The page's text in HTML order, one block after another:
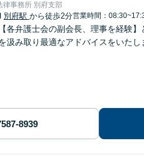
律事務所 別府支部
別府駅 から徒歩2分営業時間：
各弁護士会の副会長、理事を経験
汲み取り最適なアドバイスをいた